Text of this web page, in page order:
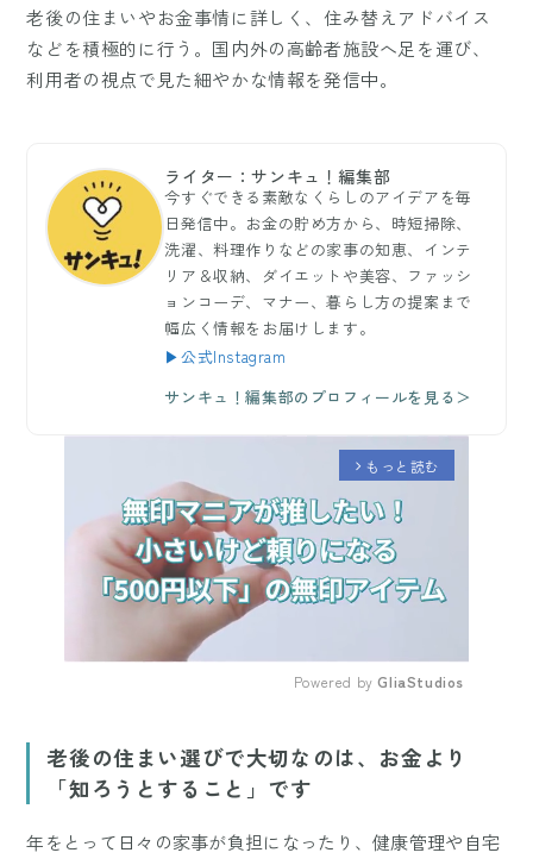
老後の住まいやお金事情に詳しく、住み替えアドバイス
などを積極的に行う。国内外の高齢者施設へ足を運び、
利用者の視点で見た細やかな情報を発信中。
ライター：サンキュ！編集部
今すぐできる素敵なくらしのアイデアを毎
日発信中。お金の貯め方から、時短掃除、
洗濯、料理作りなどの家事の知恵、インテ
リア＆収納、ダイエットや美容、ファッシ
ョンコーデ、マナー、暮らし方の提案まで
幅広く情報をお届けします。
▶公式Instagram
サンキュ！編集部のプロフィールを見る＞
arrow_forward_ios もっと読む
Powered by GliaStudios
老後の住まい選びで大切なのは、お金より
「知ろうとすること」です
年をとって日々の家事が負担になったり、健康管理や自宅